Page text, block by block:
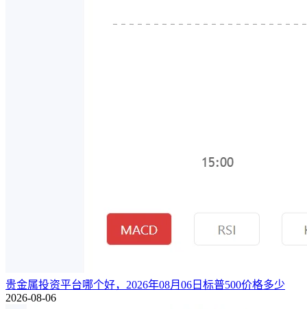
贵金属投资平台哪个好，2026年08月06日标普500价格多少
2026-08-06